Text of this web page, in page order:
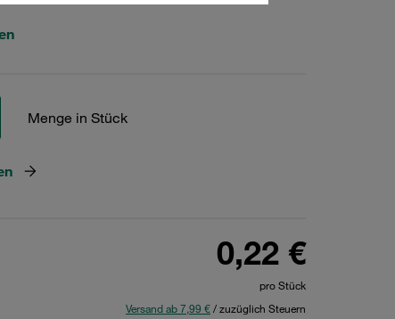
Menge in Stück
0,22 €
pro Stück
Versand ab 7,99 €/ zuzüglich Steuern